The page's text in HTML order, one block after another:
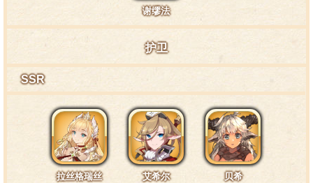
谢缪法
护卫
SSR
拉丝格瑞丝 艾希尔 贝希